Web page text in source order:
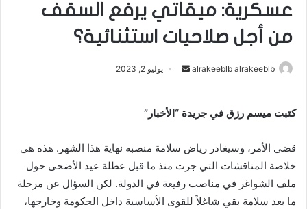
عسكرية: ميقاتي يرفع السقف
من أجل صلاحيات استثنائية؟
alrakeeblb alrakeeblb
ر
ي
د
يوليو 2, 2023
كتبت ميسم رزق في جريدة “الأخبار”
قضي الأمر، وسيغادر رياض سلامة منصبه نهاية هذا الشهر. هذه هي
خلاصة المناقشات التي جرت منذ ما قبل عطلة عيد الأضحى حول
ملف الشواغر في مناصب رفيعة في الدولة. لكن السؤال عن مرحلة
ما بعد سلامة بقي شاغلاً للقوى الأساسية داخل الحكومة وخارجها،